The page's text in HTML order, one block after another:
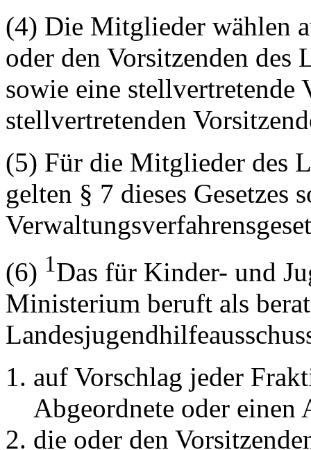
(4) Die Mitglieder wählen
oder den Vorsitzenden des
sowie eine stellvertretende
stellvertretenden
(5) Für die Mitglieder des
gelten § 7 dieses Gesetzes
(6) 1Das für Kinder- und
Ministerium beruft als
auf Vorschlag jeder
Abgeordnete oder einen
die oder den